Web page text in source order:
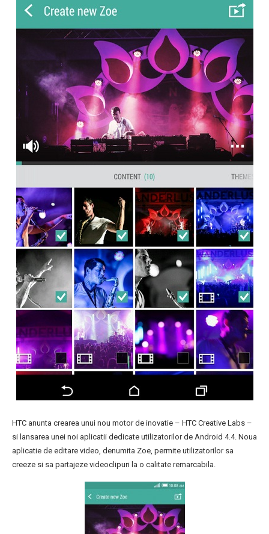
HTC anunta crearea unui nou motor de inovatie – HTC Creative Labs –
si lansarea unei noi aplicatii dedicate utilizatorilor de Android 4.4. Noua
aplicatie de editare video, denumita Zoe, permite utilizatorilor sa
creeze si sa partajeze videoclipuri la o calitate remarcabila.